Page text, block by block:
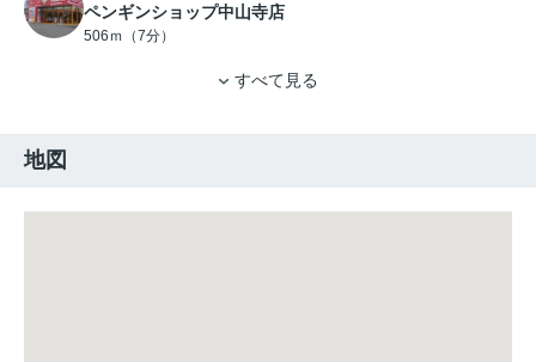
ペンギンショップ中山寺店
506ｍ（7分）
すべて見る
地図